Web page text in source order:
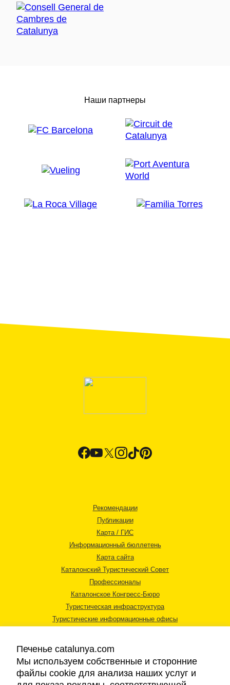
Наши партнеры
Рекомендации
Публикации
Карта / ГИС
Информационный бюллетень
Карта сайта
Каталонский Туристический Совет
Профессионалы
Каталонское Конгресс-Бюро
Туристическая инфраструктура
Туристические информационные офисы
Печенье catalunya.com
Мы используем собственные и сторонние
файлы cookie для анализа наших услуг и